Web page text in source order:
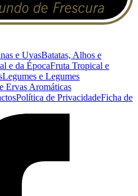
e UvasBatatas, Alhos e
e da ÉpocaFruta Tropical e
Legumes e Legumes
Ervas Aromáticas
Política de PrivacidadeFicha de